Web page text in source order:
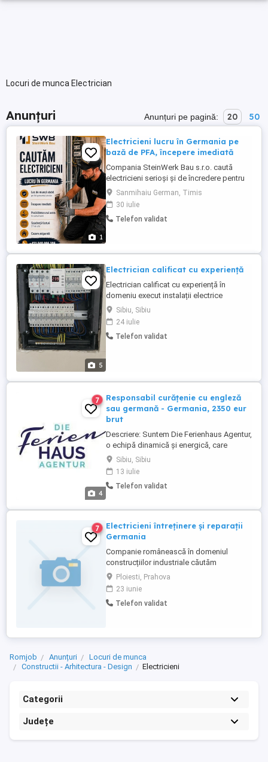
Locuri de munca Electrician
Anunțuri Anunțuri pe pagină: 20 50
1
Electricieni lucru în Germania pe
bază de PFA, începere imediată
Compania SteinWerk Bau s.r.o. caută
electricieni serioși și de încredere pentru
colaborare în Germania. Activitatea se
desfășoară pe bază de PFA activitate
independentă. Oferim lucru stabil pe tot
parcursul anului, posibilitatea începerii
Sanmihaiu German, Timis
30 iulie
Telefon validat
5
Electrician calificat cu experiență
Electrician calificat cu experiență în
domeniu execut instalații electrice
interioare și exterioare, sisteme de
supraveghere și automatizări electrice.
Sibiu, Sibiu
24 iulie
Telefon validat
4
7
Responsabil curățenie cu engleză
sau germană - Germania, 2350 eur
brut
Descriere: Suntem Die Ferienhaus Agentur,
o echipă dinamică și energică, care
administrează și închiriază case și
apartamente de vacanță de înaltă calitate
în OstseeResort Olpenitz, în Nordul
Germaniei, la o oră și jumătate distanță de
temeinică a apartamentelor ...
Sibiu, Sibiu
13 iulie
Telefon validat
7
Electricieni întreținere și reparații
Germania
Companie românească în domeniul
construcțiilor industriale căutăm
Electricieni calificați pentru proiectele
noastre din Germania. Cerințe: - calificare
profesionala - experiență profesională în
domeniu ( nu este obligatorie, reprezintă
Ploiesti, Prahova
23 iunie
Telefon validat
Romjob Anunțuri
Locuri de munca
Constructii - Arhitectura - Design
Electricieni
Categorii
Județe